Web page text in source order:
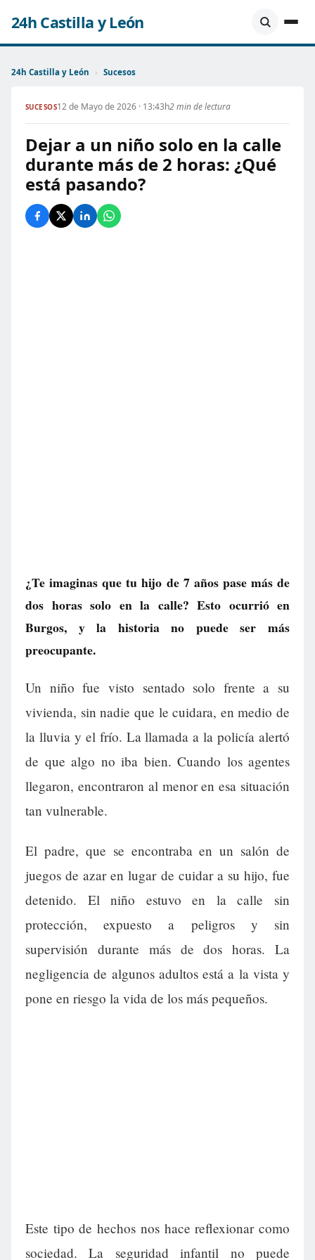
24h Castilla y León
24h Castilla y León › Sucesos
SUCESOS12 de Mayo de 2026 · 13:43h2 min de lectura
Dejar a un niño solo en la calle
durante más de 2 horas: ¿Qué
está pasando?
¿Te imaginas que tu hijo de 7 años pase más de
dos horas solo en la calle? Esto ocurrió en
Burgos, y la historia no puede ser más
preocupante.
Un niño fue visto sentado solo frente a su
vivienda, sin nadie que le cuidara, en medio de
la lluvia y el frío. La llamada a la policía alertó
de que algo no iba bien. Cuando los agentes
llegaron, encontraron al menor en esa situación
tan vulnerable.
El padre, que se encontraba en un salón de
juegos de azar en lugar de cuidar a su hijo, fue
detenido. El niño estuvo en la calle sin
protección, expuesto a peligros y sin
supervisión durante más de dos horas. La
negligencia de algunos adultos está a la vista y
pone en riesgo la vida de los más pequeños.
Este tipo de hechos nos hace reflexionar como
sociedad. La seguridad infantil no puede